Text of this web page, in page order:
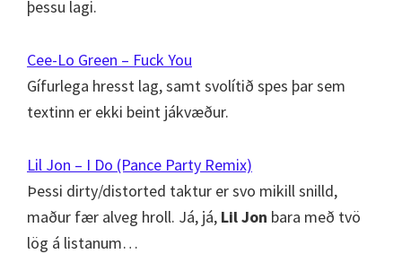
þessu lagi.
Cee-Lo Green – Fuck You
Gífurlega hresst lag, samt svolítið spes þar sem
textinn er ekki beint jákvæður.
Lil Jon – I Do (Pance Party Remix)
Þessi dirty/distorted taktur er svo mikill snilld,
maður fær alveg hroll. Já, já, Lil Jon bara með tvö
lög á listanum…